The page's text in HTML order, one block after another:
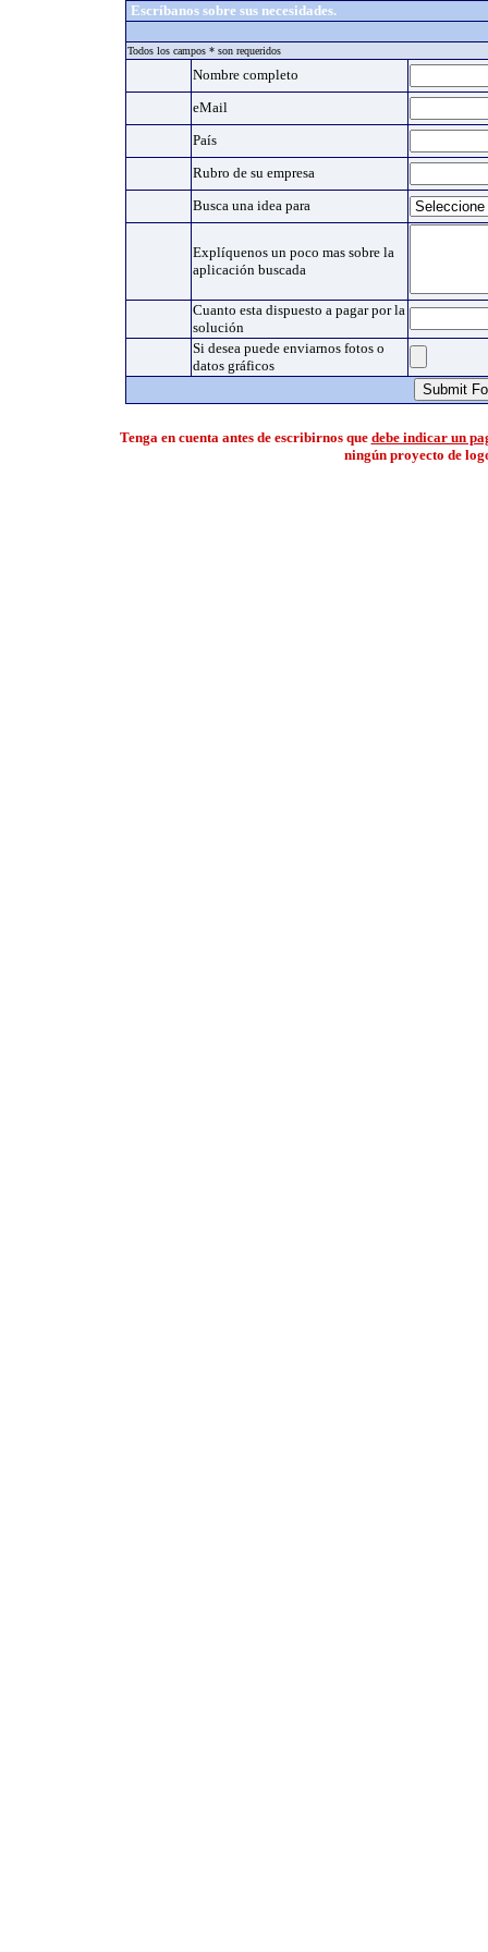
Escríbanos sobre sus necesidades.
Todos los campos * son requeridos
Nombre completo
eMail
País
Rubro de su empresa
Busca una idea para
Explíquenos un poco mas sobre la
aplicación buscada
Cuanto esta dispuesto a pagar por la
solución
Si desea puede enviarnos fotos o
datos gráficos
Tenga en cuenta antes de escribirnos que debe indicar un
ningún proyecto de